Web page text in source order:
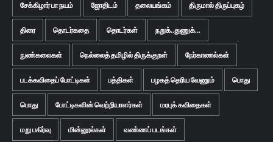
சேக்கிழார் பா நயம் ஜோதிடம் தலையங்கம் திருமால் திருப்புகழ்
திரை தொடர்கதை தொடர்கள் நறுக்..துணுக்...
நுண்கலைகள் நெல்லைத் தமிழில் திருக்குறள் நேர்காணல்கள்
படக்கவிதைப் போட்டிகள் பத்திகள் பழகத் தெரிய வேணும் பொது
பொது போட்டிகளின் வெற்றியாளர்கள் மரபுக் கவிதைகள்
மறு பகிர்வு மின்னூல்கள் வண்ணப் படங்கள்